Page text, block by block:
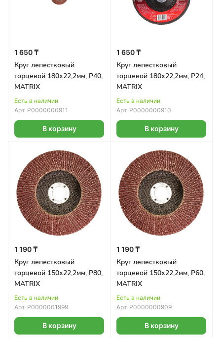
1 650 ₸
Круг лепестковый
торцевой 180х22,2мм, Р40,
MATRIX
Есть в наличии
Арт. Р0000000911
В корзину
1 650 ₸
Круг лепестковый
торцевой 180х22,2мм, Р24,
MATRIX
Есть в наличии
Арт. Р0000000910
В корзину
1 190 ₸
Круг лепестковый
торцевой 150х22,2мм, Р80,
MATRIX
Есть в наличии
Арт. Р0000001999
В корзину
1 190 ₸
Круг лепестковый
торцевой 150х22,2мм, Р60,
MATRIX
Есть в наличии
Арт. Р0000000909
В корзину